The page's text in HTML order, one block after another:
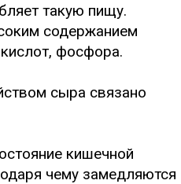
такую пищу.
содержанием
фосфора.
сыра связано
кишечной
чему замедляются